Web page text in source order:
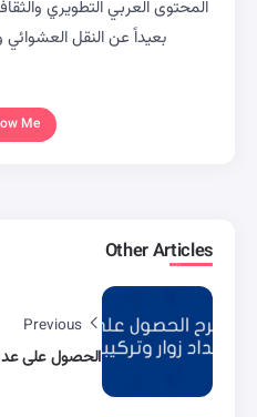
المحتوى العربي التطويري
بعيداً عن النقل العشوائي
Me
Other Articles
Previous
الحصول على